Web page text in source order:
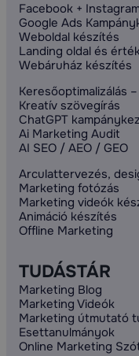
Facebook +
Google Ads
Weboldal készítés
Landing oldal és
Webáruház készítés
Keresőoptimalizálás –
Kreatív szövegírás
ChatGPT
Ai Marketing Audit
AI SEO / AEO / GEO
Arculattervezés,
Marketing fotózás
Marketing videók
Animáció készítés
Offline Marketing
TUDÁSTÁR
Marketing Blog
Marketing Videók
Marketing útmutató
Esettanulmányok
Online Marketing